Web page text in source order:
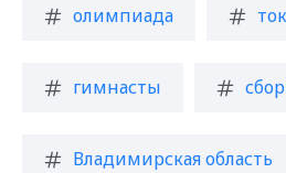
олимпиада
гимнасты
Владимирская область